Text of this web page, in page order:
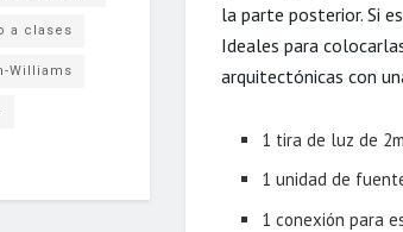
la parte posterior. Si
Ideales para
arquitectónicas con
1 tira de luz de
1 unidad de
1 conexión para
a clases
Williams